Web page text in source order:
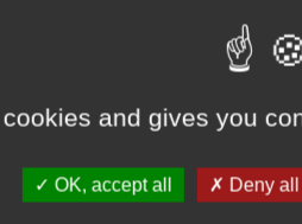
Acte de décès
français décédé à
Liste des décès
le décès par nom de famille, vous
and gives you
OK, accept all Deny